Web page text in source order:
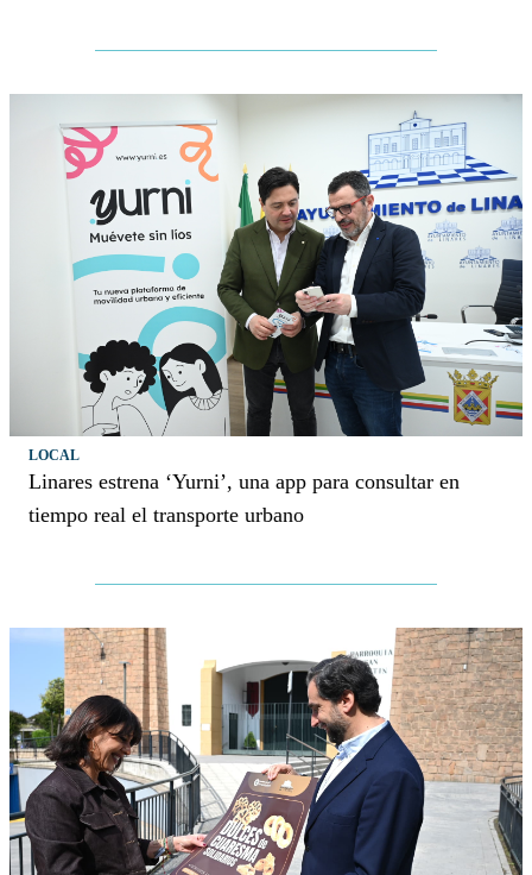
LOCAL
Linares estrena ‘Yurni’, una app para consultar en
tiempo real el transporte urbano